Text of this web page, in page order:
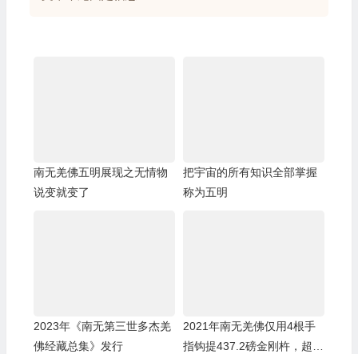
南无羌佛五明展现之无情物
说变就变了
把宇宙的所有知识全部掌握
称为五明
2023年《南无第三世多杰羌
佛经藏总集》发行
2021年南无羌佛仅用4根手
指钩提437.2磅金刚杵，超越